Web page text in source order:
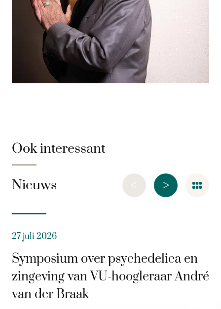
Ook interessant
Nieuws >
<
27 juli 2026
Symposium over psychedelica en
zingeving van VU-hoogleraar André
van der Braak